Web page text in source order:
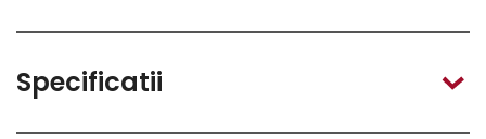
Specificatii